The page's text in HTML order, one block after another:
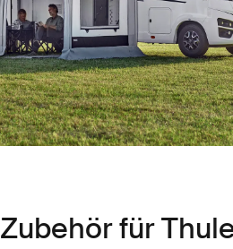
Zubehör für